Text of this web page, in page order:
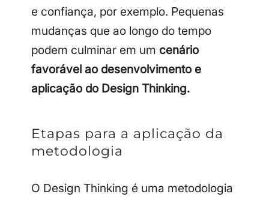
e confiança, por exemplo. Pequenas
mudanças que ao longo do tempo
podem culminar em um cenário
favorável ao desenvolvimento e
aplicação do Design Thinking.
Etapas para a aplicação da
metodologia
O Design Thinking é uma metodologia